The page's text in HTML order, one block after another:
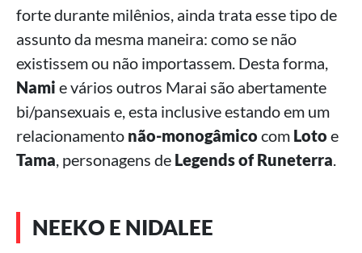
forte durante milênios, ainda trata esse tipo de
assunto da mesma maneira: como se não
existissem ou não importassem. Desta forma,
Nami e vários outros Marai são abertamente
bi/pansexuais e, esta inclusive estando em um
relacionamento não-monogâmico com Loto e
Tama, personagens de Legends of Runeterra.
NEEKO E NIDALEE